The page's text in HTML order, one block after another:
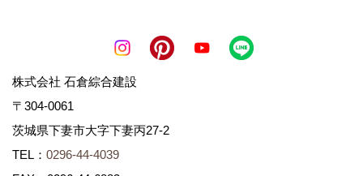
株式会社 石倉綜合建設
〒304-0061
茨城県下妻市大字下妻丙27-2
TEL： 0296-44-4039